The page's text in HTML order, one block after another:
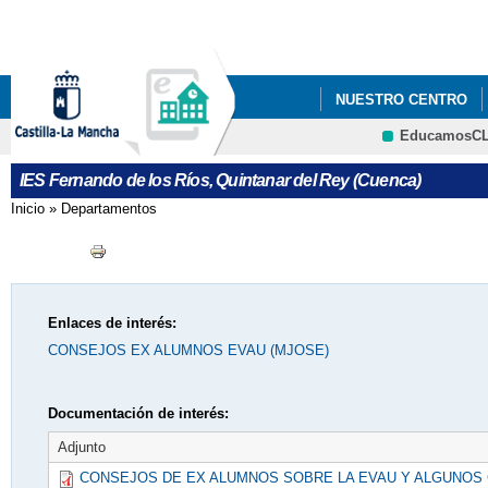
NUESTRO CENTRO
CRFP
IES Fernando de los Ríos, Quintanar del Rey (Cuenca)
Se encuentra usted aquí
Inicio » Departamentos
Enlaces de interés:
CONSEJOS EX ALUMNOS EVAU (MJOSE)
Documentación de interés:
Adjunto
CONSEJOS DE EX ALUMNOS SOBRE LA EVAU Y ALGUNOS